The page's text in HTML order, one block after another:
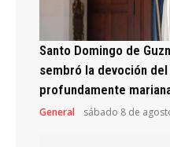
Santo Domingo de
sembró la devoción
profundamente
General sábado 8 de